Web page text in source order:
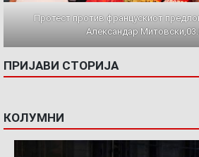
Протест против францускиот
Александар
ПРИЈАВИ СТОРИЈА
КОЛУМНИ